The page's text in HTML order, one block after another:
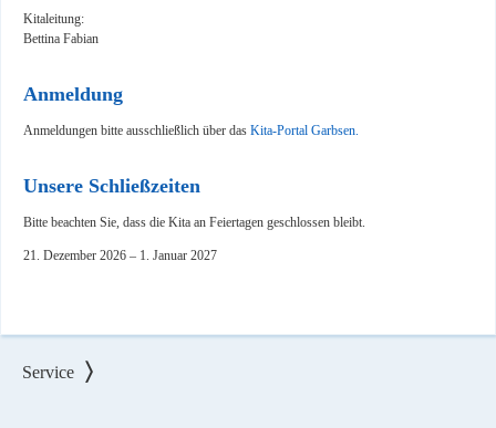
Kitaleitung:
Bettina Fabian
Anmeldung
Anmeldungen bitte ausschließlich über das Kita-Portal Garbsen.
Unsere Schließzeiten
Bitte beachten Sie, dass die Kita an Feiertagen geschlossen bleibt.
21. Dezember 2026 – 1. Januar 2027
Service